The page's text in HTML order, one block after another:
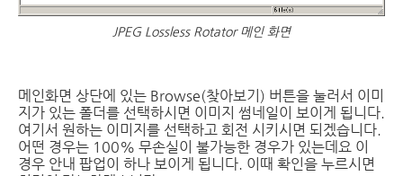
JPEG Lossless Rotator 메인 화면
메인화면 상단에 있는 Browse(찾아보기) 버튼을 눌러서 이미
지가 있는 폴더를 선택하시면 이미지 썸네일이 보이게 됩니다.
여기서 원하는 이미지를 선택하고 회전 시키시면 되겠습니다.
어떤 경우는 100% 무손실이 불가능한 경우가 있는데요 이
경우 안내 팝업이 하나 보이게 됩니다. 이때 확인을 누르시면